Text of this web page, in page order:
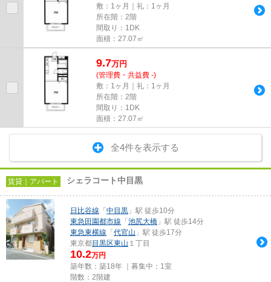
敷：1ヶ月｜礼：1ヶ月
所在階：2階
間取り：1DK
面積：27.07㎡
9.7万円
(管理費・共益費 -)
敷：1ヶ月｜礼：1ヶ月
所在階：2階
間取り：1DK
面積：27.07㎡
全4件を表示する
賃貸｜アパート シェラコート中目黒
日比谷線 「 中目黒 」駅 徒歩10分
東急田園都市線 「 池尻大橋 」駅 徒歩14分
東急東横線 「 代官山 」駅 徒歩17分
東京都目黒区東山 １丁目
10.2万円
築年数：築18年 ｜募集中： 1室
階数：2階建